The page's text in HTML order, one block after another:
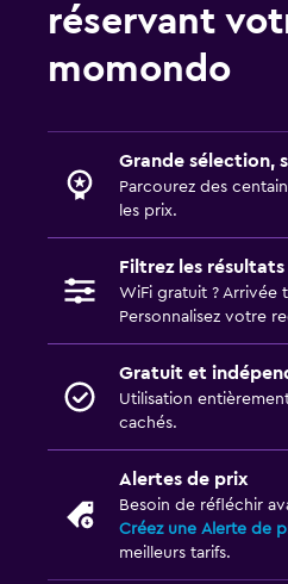
réservant
momondo
Grande sélection,
Parcourez des
les prix.
Filtrez les résultats
WiFi gratuit ? Arrivée
Personnalisez votre
Gratuit et
Utilisation
cachés.
Alertes de prix
Besoin de réfléchir
Créez une Alerte de
meilleurs tarifs.